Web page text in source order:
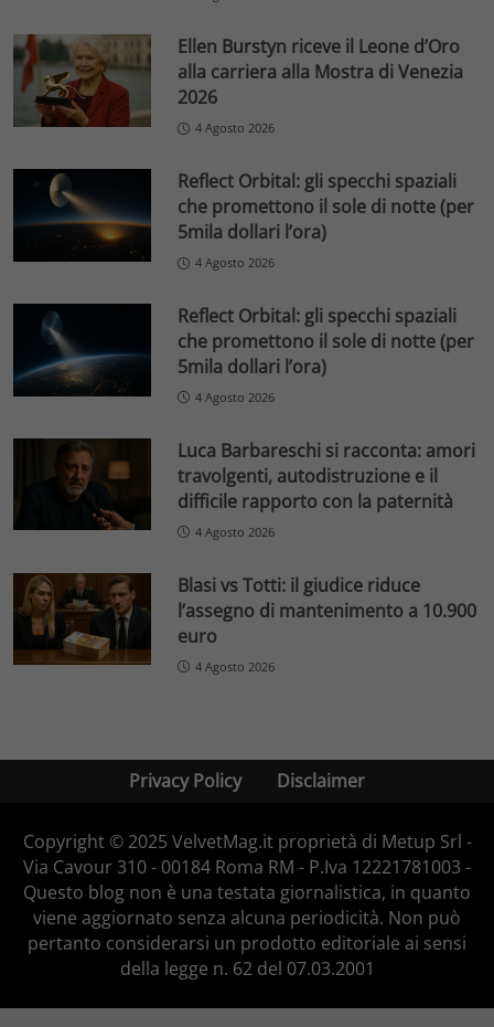
Ellen Burstyn riceve il Leone d’Oro
alla carriera alla Mostra di Venezia
2026
4 Agosto 2026
Reflect Orbital: gli specchi spaziali
che promettono il sole di notte (per
5mila dollari l’ora)
4 Agosto 2026
Reflect Orbital: gli specchi spaziali
che promettono il sole di notte (per
5mila dollari l’ora)
4 Agosto 2026
Luca Barbareschi si racconta: amori
travolgenti, autodistruzione e il
difficile rapporto con la paternità
4 Agosto 2026
Blasi vs Totti: il giudice riduce
l’assegno di mantenimento a 10.900
euro
4 Agosto 2026
Privacy Policy Disclaimer
Copyright © 2025 VelvetMag.it proprietà di Metup Srl -
Via Cavour 310 - 00184 Roma RM - P.Iva 12221781003 -
Questo blog non è una testata giornalistica, in quanto
viene aggiornato senza alcuna periodicità. Non può
pertanto considerarsi un prodotto editoriale ai sensi
della legge n. 62 del 07.03.2001